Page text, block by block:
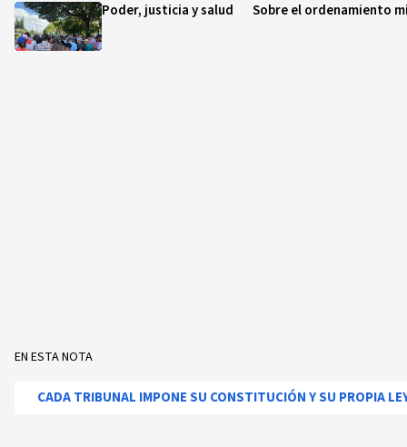
Poder, justicia y salud Sobre el ordenamiento
EN ESTA NOTA
CADA TRIBUNAL IMPONE SU CONSTITUCIÓN Y SU PROPIA